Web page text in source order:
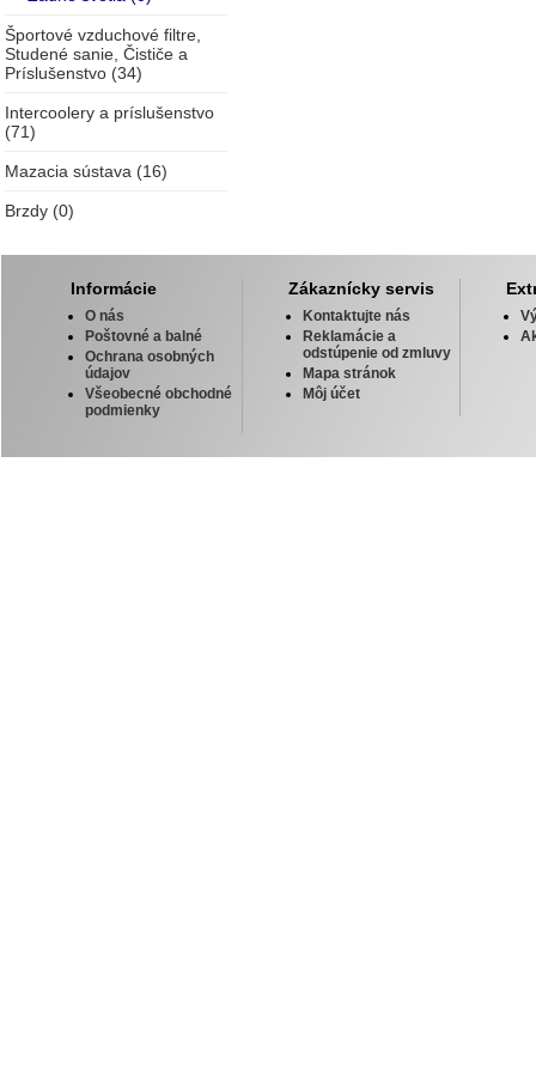
Športové vzduchové filtre,
Studené sanie, Čističe a
Príslušenstvo (34)
Intercoolery a príslušenstvo
(71)
Mazacia sústava (16)
Brzdy (0)
Informácie
O nás
Poštovné a balné
Ochrana osobných
údajov
Všeobecné obchodné
podmienky
Zákaznícky servis
Kontaktujte nás
Reklamácie a
odstúpenie od zmluvy
Mapa stránok
Môj účet